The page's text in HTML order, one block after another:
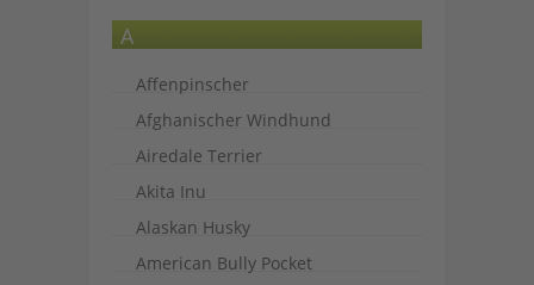
A
Affenpinscher
Afghanischer Windhund
Airedale Terrier
Akita Inu
Alaskan Husky
American Bully Pocket